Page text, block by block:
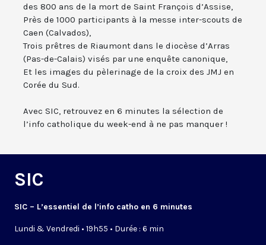
des 800 ans de la mort de Saint François d’Assise,
Près de 1000 participants à la messe inter-scouts de
Caen (Calvados),
Trois prêtres de Riaumont dans le diocèse d’Arras
(Pas-de-Calais) visés par une enquête canonique,
Et les images du pèlerinage de la croix des JMJ en
Corée du Sud.
Avec SIC, retrouvez en 6 minutes la sélection de
l’info catholique du week-end à ne pas manquer !
SIC
SIC – L’essentiel de l’info catho en 6 minutes
Lundi & Vendredi • 19h55 • Durée : 6 min